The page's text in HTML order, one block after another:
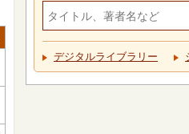
デジタルライブラリー